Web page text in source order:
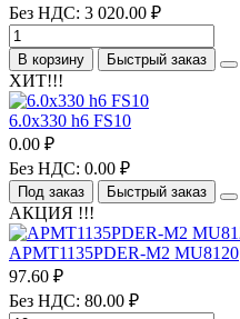
Без НДС: 3 020.00 ₽
В корзину Быстрый заказ
ХИТ!!!
6.0х330 h6 FS10
0.00 ₽
Без НДС: 0.00 ₽
Под заказ Быстрый заказ
АКЦИЯ !!!
APMT1135PDER-M2 MU8120
97.60 ₽
Без НДС: 80.00 ₽